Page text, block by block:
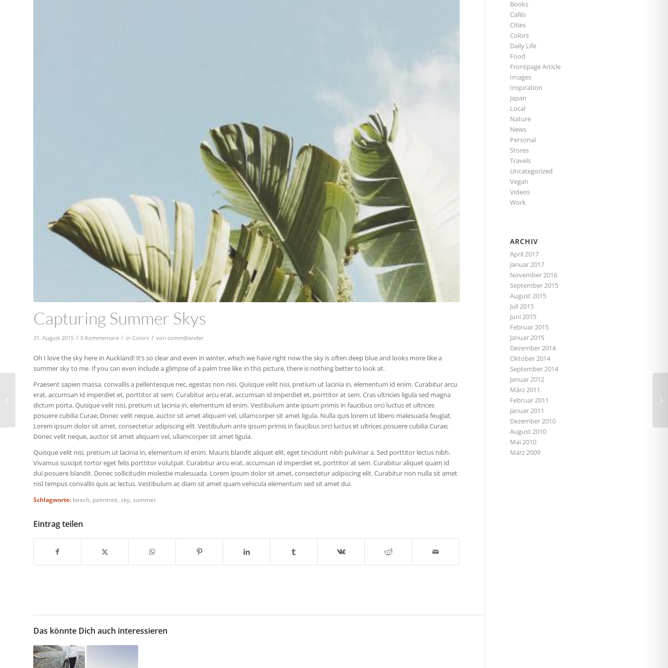
Capturing Summer Skys
31. August 2015 / 0 Kommentare / in Colors / von comm@ander
Oh I love the sky here in Auckland! It’s so clear and even in winter, which we have right now the sky is often deep blue and looks more like a
summer sky to me. If you can even include a glimpse of a palm tree like in this picture, there is nothing better to look at.
Praesent sapien massa, convallis a pellentesque nec, egestas non nisi. Quisque velit nisi, pretium ut lacinia in, elementum id enim. Curabitur arcu
erat, accumsan id imperdiet et, porttitor at sem. Curabitur arcu erat, accumsan id imperdiet et, porttitor at sem. Cras ultricies ligula sed magna
dictum porta. Quisque velit nisi, pretium ut lacinia in, elementum id enim. Vestibulum ante ipsum primis in faucibus orci luctus et ultrices
posuere cubilia Curae; Donec velit neque, auctor sit amet aliquam vel, ullamcorper sit amet ligula. Nulla quis lorem ut libero malesuada feugiat.
Lorem ipsum dolor sit amet, consectetur adipiscing elit. Vestibulum ante ipsum primis in faucibus orci luctus et ultrices posuere cubilia Curae;
Donec velit neque, auctor sit amet aliquam vel, ullamcorper sit amet ligula.
Quisque velit nisi, pretium ut lacinia in, elementum id enim. Mauris blandit aliquet elit, eget tincidunt nibh pulvinar a. Sed porttitor lectus nibh.
Vivamus suscipit tortor eget felis porttitor volutpat. Curabitur arcu erat, accumsan id imperdiet et, porttitor at sem. Curabitur aliquet quam id
dui posuere blandit. Donec sollicitudin molestie malesuada. Lorem ipsum dolor sit amet, consectetur adipiscing elit. Curabitur non nulla sit amet
nisl tempus convallis quis ac lectus. Vestibulum ac diam sit amet quam vehicula elementum sed sit amet dui.
Schlagworte: beach palmtree sky summer
Eintrag teilen
Das könnte Dich auch interessieren
Books
Cafés
Cities
Colors
Daily Life
Food
Frontpage Article
Images
Inspiration
Japan
Local
Nature
News
Personal
Stores
Travels
Uncategorized
Vegan
Videos
Work
ARCHIV
April 2017
Januar 2017
November 2016
September 2015
August 2015
Juli 2015
Juni 2015
Februar 2015
Januar 2015
Dezember 2014
Oktober 2014
September 2014
Januar 2012
März 2011
Februar 2011
Januar 2011
Dezember 2010
August 2010
Mai 2010
März 2009
A Happy Dog At The
Beach